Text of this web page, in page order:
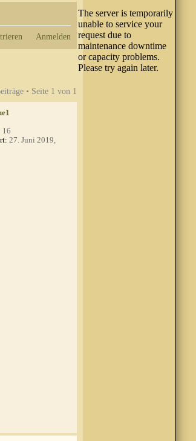
Anmelden
• Seite 1 von 1
16
27. Juni 2019,